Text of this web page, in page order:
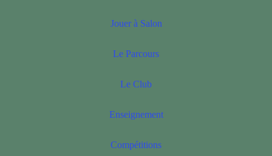
Jouer à Salon
Le Parcours
Le Club
Enseignement
Compétitions